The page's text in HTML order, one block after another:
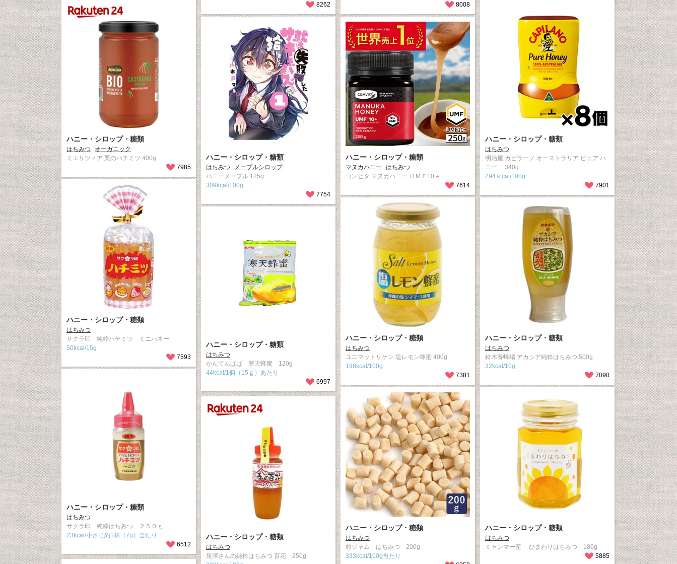
8262
8008
ハニー・シロップ・糖類
はちみつ
オーガニック
ミエリツィア 栗のハチミツ 400g
7985
ハニー・シロップ・糖類
はちみつ
明治屋 カピラーノ オーストラリア ピュア ハ
ニー 340g
294ｋcal/100g
7901
ハニー・シロップ・糖類
はちみつ
メープルシロップ
ハニーメープル 125g
309kcal/100g
7754
ハニー・シロップ・糖類
マヌカハニー
はちみつ
コンビタ マヌカハニー ＵＭＦ10＋
7614
ハニー・シロップ・糖類
はちみつ
サクラ印 純粋ハチミツ ミニハネー
50kcal/15g
7593
ハニー・シロップ・糖類
はちみつ
ユニマットリケン 塩レモン蜂蜜 400g
198kcal/100g
7381
ハニー・シロップ・糖類
はちみつ
鈴木養蜂場 アカシア純粋はちみつ 500g
32kcal/10g
7090
ハニー・シロップ・糖類
はちみつ
かんてんぱぱ 寒天蜂蜜 120g
44kcal/1個（15ｇ）あたり
6997
ハニー・シロップ・糖類
はちみつ
サクラ印 純粋はちみつ ２５０ｇ
23kcal/小さじ約1杯（7g）当たり
6512
ハニー・シロップ・糖類
はちみつ
粒ジャム はちみつ 200g
333kcal/100g当たり
ハニー・シロップ・糖類
はちみつ
ミャンマー産 ひまわりはちみつ 180g
5885
ハニー・シロップ・糖類
はちみつ
尾澤さんの純粋はちみつ 百花 250g